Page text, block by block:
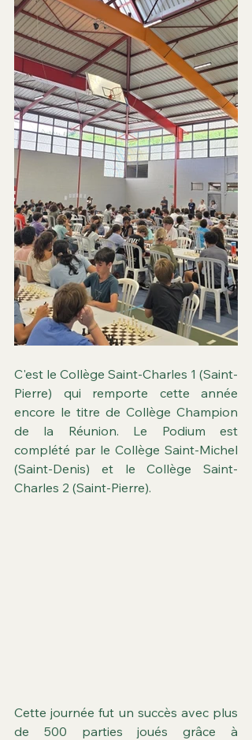
C'est le Collège Saint-Charles 1 (Saint-
Pierre) qui remporte cette année
encore le titre de Collège Champion
de la Réunion. Le Podium est
complété par le Collège Saint-Michel
(Saint-Denis) et le Collège Saint-
Charles 2 (Saint-Pierre).
Cette journée fut un succès avec plus
de 500 parties joués grâce à